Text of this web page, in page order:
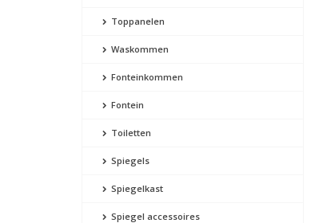
Toppanelen
Waskommen
Fonteinkommen
Fontein
Toiletten
Spiegels
Spiegelkast
Spiegel accessoires